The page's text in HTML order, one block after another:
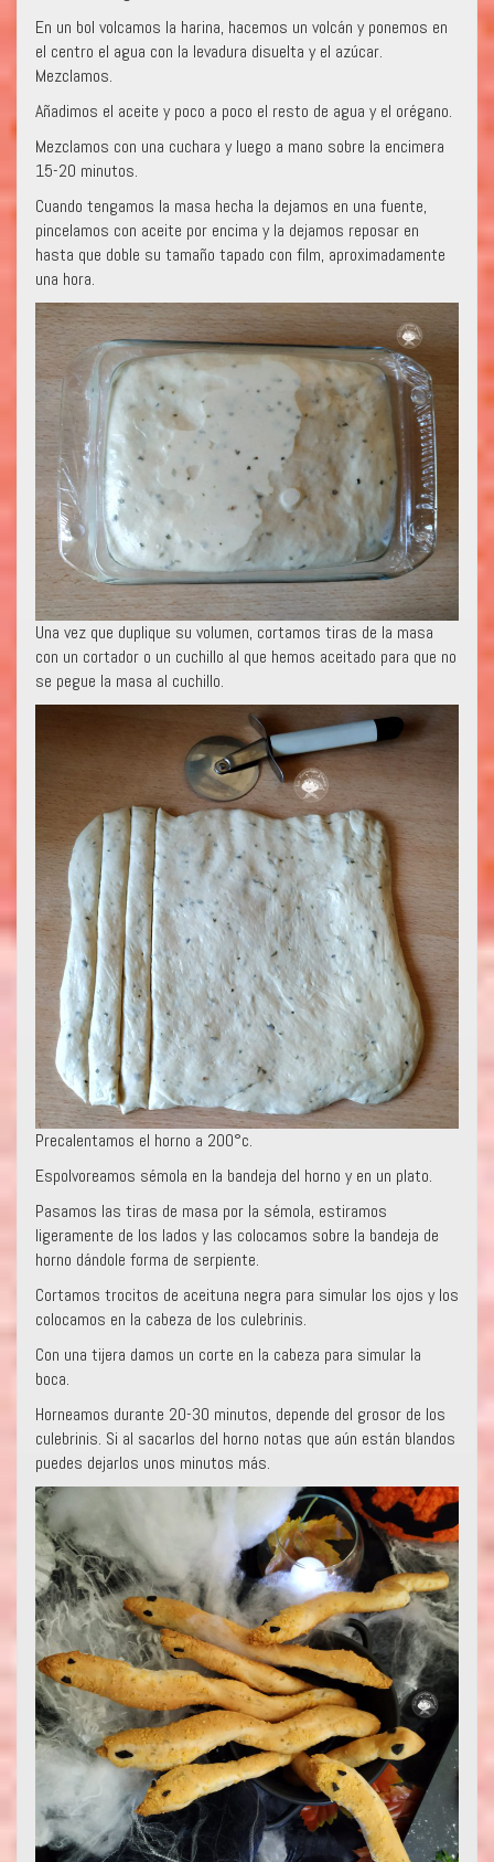
En un bol volcamos la harina, hacemos un volcán y ponemos en
el centro el agua con la levadura disuelta y el azúcar.
Mezclamos.
Añadimos el aceite y poco a poco el resto de agua y el orégano.
Mezclamos con una cuchara y luego a mano sobre la encimera
15-20 minutos.
Cuando tengamos la masa hecha la dejamos en una fuente,
pincelamos con aceite por encima y la dejamos reposar en
hasta que doble su tamaño tapado con film, aproximadamente
una hora.
Una vez que duplique su volumen, cortamos tiras de la masa
con un cortador o un cuchillo al que hemos aceitado para que no
se pegue la masa al cuchillo.
Precalentamos el horno a 200°c.
Espolvoreamos sémola en la bandeja del horno y en un plato.
Pasamos las tiras de masa por la sémola, estiramos
ligeramente de los lados y las colocamos sobre la bandeja de
horno dándole forma de serpiente.
Cortamos trocitos de aceituna negra para simular los ojos y los
colocamos en la cabeza de los culebrinis.
Con una tijera damos un corte en la cabeza para simular la
boca.
Horneamos durante 20-30 minutos, depende del grosor de los
culebrinis. Si al sacarlos del horno notas que aún están blandos
puedes dejarlos unos minutos más.